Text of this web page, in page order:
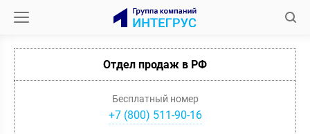
Отдел продаж в РФ
Бесплатный номер
+7 (800) 511-90-16